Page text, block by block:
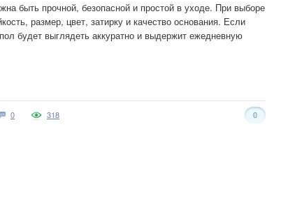
быть прочной, безопасной и простой в уходе. При выборе
размер, цвет, затирку и качество основания. Если
будет выглядеть аккуратно и выдержит ежедневную
0 0
318